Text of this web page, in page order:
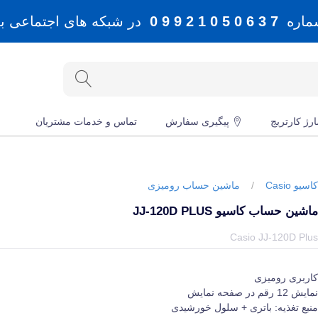
7 3 6 0 5 0 1 2 9 9 0 در شبکه های اجتماعی
کارتریج پیگیری سفارش تماس و خدمات مشتریان
کاسیو Casio / ماشین حساب رومیزی
ماشین حساب کاسیو JJ-120D PLUS
Casio JJ-120D Plus
کاربری رومیزی
نمایش 12 رقم در صفحه نمایش
منبع تغذیه: باتری + سلول خورشیدی